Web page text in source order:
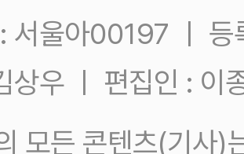
서울아00197 ㅣ
상우 ㅣ 편집인 : 이
모든 콘텐츠(기사)